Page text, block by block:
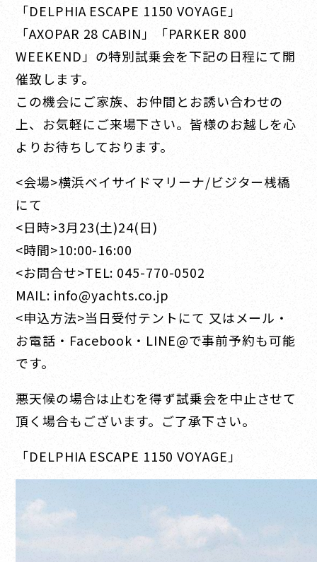
「DELPHIA ESCAPE 1150 VOYAGE」
「AXOPAR 28 CABIN」「PARKER 800
WEEKEND」の特別試乗会を下記の日程にて開
催致します。
この機会にご家族、お仲間とお誘い合わせの
上、お気軽にご来場下さい。皆様のお越しを心
よりお待ちしております。
<会場>横浜ベイサイドマリーナ/ビジター桟橋
にて
<日時>3月23(土)24(日)
<時間>10:00-16:00
<お問合せ>TEL: 045-770-0502
MAIL: info@yachts.co.jp
<申込方法>当日受付テントにて 又はメール・
お電話・Facebook・LINE@で事前予約も可能
です。
悪天候の場合は止むを得ず試乗会を中止させて
頂く場合もございます。ご了承下さい。
「DELPHIA ESCAPE 1150 VOYAGE」